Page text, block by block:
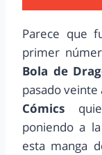
Parece que
primer
Bola de
pasado veinte
Cómics
poniendo a
esta manga